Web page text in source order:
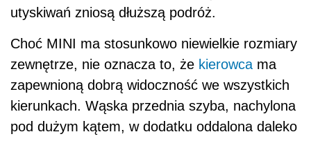
utyskiwań zniosą dłuższą podróż.
Choć MINI ma stosunkowo niewielkie rozmiary
zewnętrze, nie oznacza to, że kierowca ma
zapewnioną dobrą widoczność we wszystkich
kierunkach. Wąska przednia szyba, nachylona
pod dużym kątem, w dodatku oddalona daleko